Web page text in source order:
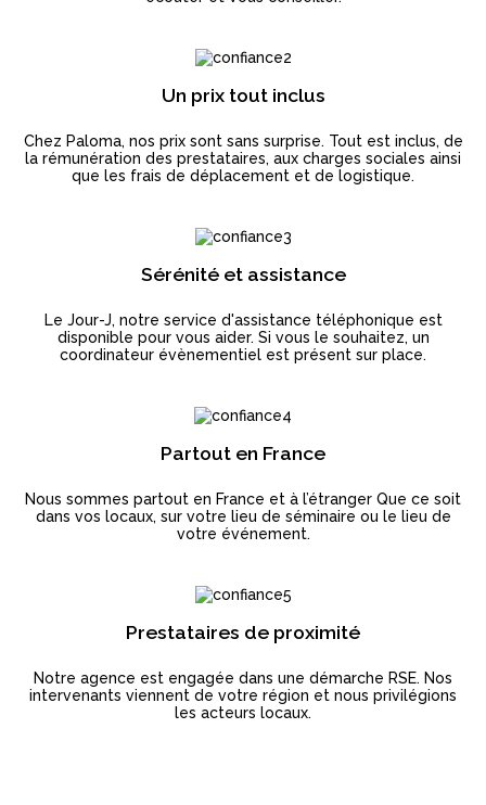
Un prix tout inclus
Chez Paloma, nos prix sont sans surprise. Tout est inclus, de
la rémunération des prestataires, aux charges sociales ainsi
que les frais de déplacement et de logistique.
Sérénité et assistance
Le Jour-J, notre service d'assistance téléphonique est
disponible pour vous aider. Si vous le souhaitez, un
coordinateur évènementiel est présent sur place.
Partout en France
Nous sommes partout en France et à l’étranger Que ce soit
dans vos locaux, sur votre lieu de séminaire ou le lieu de
votre événement.
Prestataires de proximité
Notre agence est engagée dans une démarche RSE. Nos
intervenants viennent de votre région et nous privilégions
les acteurs locaux.